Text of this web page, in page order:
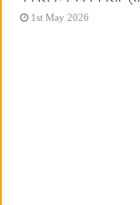
1st May 2026